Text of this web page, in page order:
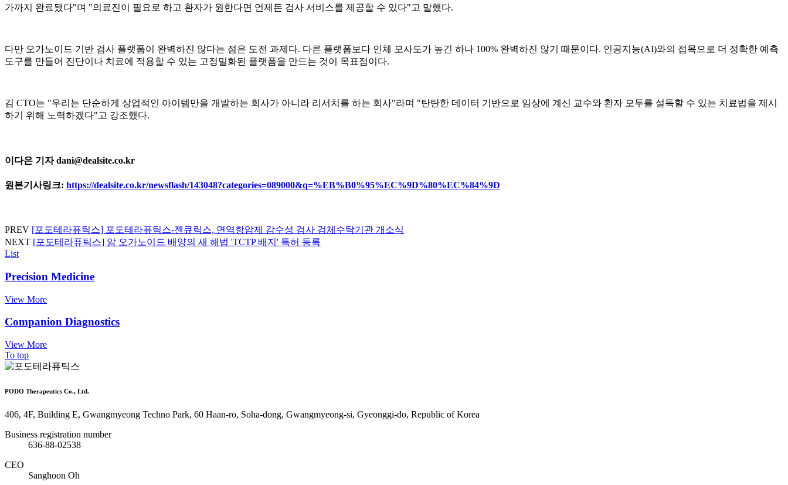
가까지 완료됐다"며 "의료진이 필요로 하고 환자가 원한다면 언제든 검사 서비스를 제공할 수 있다"고 말했다.
다만 오가노이드 기반 검사 플랫폼이 완벽하진 않다는 점은 도전 과제다. 다른 플랫폼보다 인체 모사도가 높긴 하나 100% 완벽하진 않기 때문이다. 인공지능(AI)와의 접목으로 더 정확한 예측
도구를 만들어 진단이나 치료에 적용할 수 있는 고정밀화된 플랫폼을 만드는 것이 목표점이다.
김 CTO는 "우리는 단순하게 상업적인 아이템만을 개발하는 회사가 아니라 리서치를 하는 회사"라며 "탄탄한 데이터 기반으로 임상에 계신 교수와 환자 모두를 설득할 수 있는 치료법을 제시
하기 위해 노력하겠다"고 강조했다.
이다은 기자 dani@dealsite.co.kr
원본기사링크: https://dealsite.co.kr/newsflash/143048?categories=089000&q=%EB%B0%95%EC%9D%80%EC%84%9D
PREV [포도테라퓨틱스] 포도테라퓨틱스-젠큐릭스, 면역항암제 감수성 검사 검체수탁기관 개소식
NEXT [포도테라퓨틱스] 암 오가노이드 배양의 새 해법 'TCTP 배지' 특허 등록
List
Precision Medicine
View More
Companion Diagnostics
View More
To top
PODO Therapeutics Co., Ltd.
406, 4F, Building E, Gwangmyeong Techno Park, 60 Haan-ro, Soha-dong, Gwangmyeong-si, Gyeonggi-do, Republic of Korea
Business registration number
636-88-02538
CEO
Sanghoon Oh